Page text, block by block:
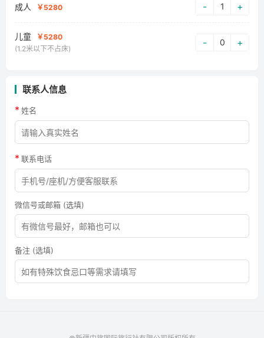
成人 ￥5280 - 1 +
儿童
￥5280
(1.2米以下不占床)
- 0 +
联系人信息
* 姓名
* 联系电话
微信号或邮箱 (选填)
备注 (选填)